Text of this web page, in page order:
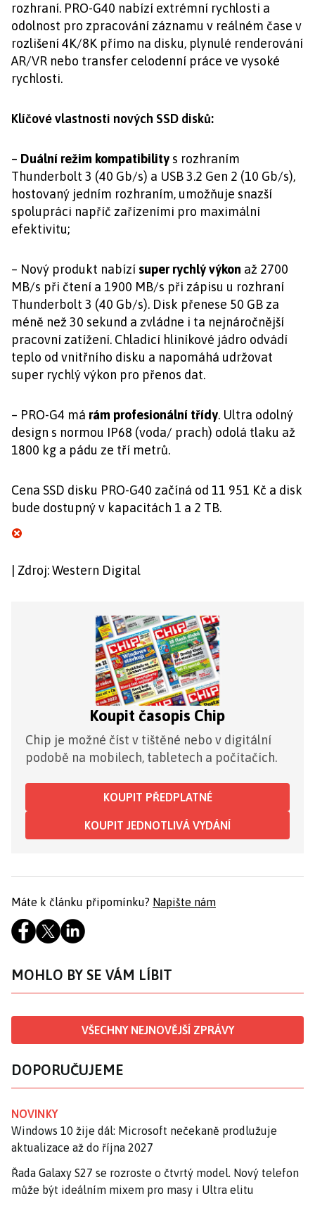
rozhraní. PRO-G40 nabízí extrémní rychlosti a
odolnost pro zpracování záznamu v reálném čase v
rozlišení 4K/8K přímo na disku, plynulé renderování
AR/VR nebo transfer celodenní práce ve vysoké
rychlosti.
Klíčové vlastnosti nových SSD disků:
– Duální režim kompatibilitys rozhraním
Thunderbolt 3 (40 Gb/s) a USB 3.2 Gen 2 (10 Gb/s),
hostovaný jedním rozhraním, umožňuje snazší
spolupráci napříč zařízeními pro maximální
efektivitu;
– Nový produkt nabízí super rychlý výkon až 2700
MB/s při čtení a 1900 MB/s při zápisu u rozhraní
Thunderbolt 3 (40 Gb/s). Disk přenese 50 GB za
méně než 30 sekund a zvládne i ta nejnáročnější
pracovní zatížení. Chladicí hliníkové jádro odvádí
teplo od vnitřního disku a napomáhá udržovat
super rychlý výkon pro přenos dat.
– PRO-G4 má rám profesionální třídy. Ultra odolný
design s normou IP68 (voda/ prach) odolá tlaku až
1800 kg a pádu ze tří metrů.
Cena SSD disku PRO-G40 začíná od 11 951 Kč a disk
bude dostupný v kapacitách 1 a 2 TB.
| Zdroj: Western Digital
Koupit časopis Chip
Chip je možné číst v tištěné nebo v digitální
podobě na mobilech, tabletech a počítačích.
KOUPIT PŘEDPLATNÉ
KOUPIT JEDNOTLIVÁ VYDÁNÍ
Máte k článku připomínku? Napište nám
MOHLO BY SE VÁM LÍBIT
VŠECHNY NEJNOVĚJŠÍ ZPRÁVY
DOPORUČUJEME
NOVINKY
Windows 10 žije dál: Microsoft nečekaně prodlužuje
aktualizace až do října 2027
Řada Galaxy S27 se rozroste o čtvrtý model. Nový telefon
může být ideálním mixem pro masy i Ultra elitu